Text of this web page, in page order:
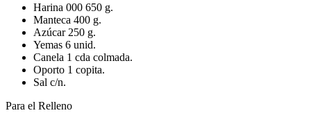
Harina 000 650 g.
Manteca 400 g.
Azúcar 250 g.
Yemas 6 unid.
Canela 1 cda colmada.
Oporto 1 copita.
Sal c/n.
Para el Relleno